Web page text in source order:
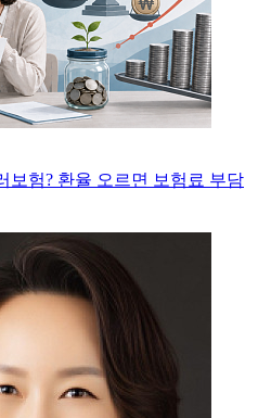
보험? 환율 오르면 보험료 부담